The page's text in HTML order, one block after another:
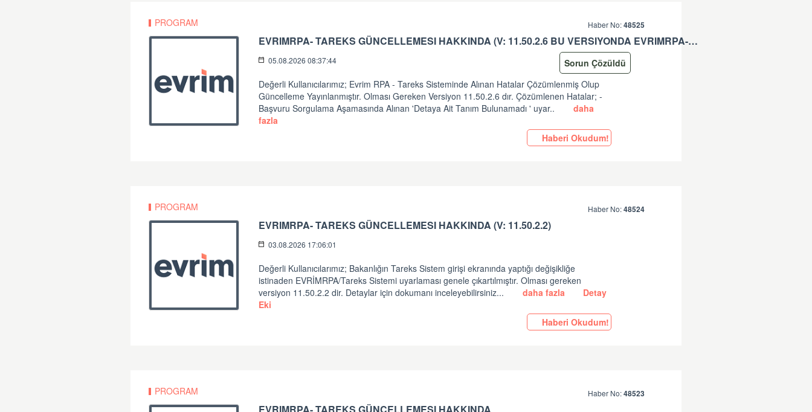
PROGRAM Haber No:48525
EVRIMRPA- TAREKS GÜNCELLEMESI HAKKINDA (V: 11.50.2.6 BU VERSIYONDA EVRIMRPA- TAREKS MODULÜNDE GÜNCELLEME YAPILMIŞTIR. )
05.08.2026 08:37:44
Sorun Çözüldü
Değerli Kullanıcılarımız; Evrim RPA - Tareks Sisteminde Alınan Hatalar Çözümlenmiş Olup
Güncelleme Yayınlanmıştır. Olması Gereken Versiyon 11.50.2.6 dır. Çözümlenen Hatalar; -
Başvuru Sorgulama Aşamasında Alınan 'Detaya Ait Tanım Bulunamadı ' uyar..
daha
fazla
Haberi Okudum!
PROGRAM Haber No:48524
EVRIMRPA- TAREKS GÜNCELLEMESI HAKKINDA (V: 11.50.2.2)
03.08.2026 17:06:01
Değerli Kullanıcılarımız; Bakanlığın Tareks Sistem girişi ekranında yaptığı değişikliğe
istinaden EVRİMRPA/Tareks Sistemi uyarlaması genele çıkartılmıştır. Olması gereken
versiyon 11.50.2.2 dir. Detaylar için dokumanı inceleyebilirsiniz...
daha fazla
Detay
Eki
Haberi Okudum!
PROGRAM Haber No:48523
EVRIMRPA- TAREKS GÜNCELLEMESI HAKKINDA